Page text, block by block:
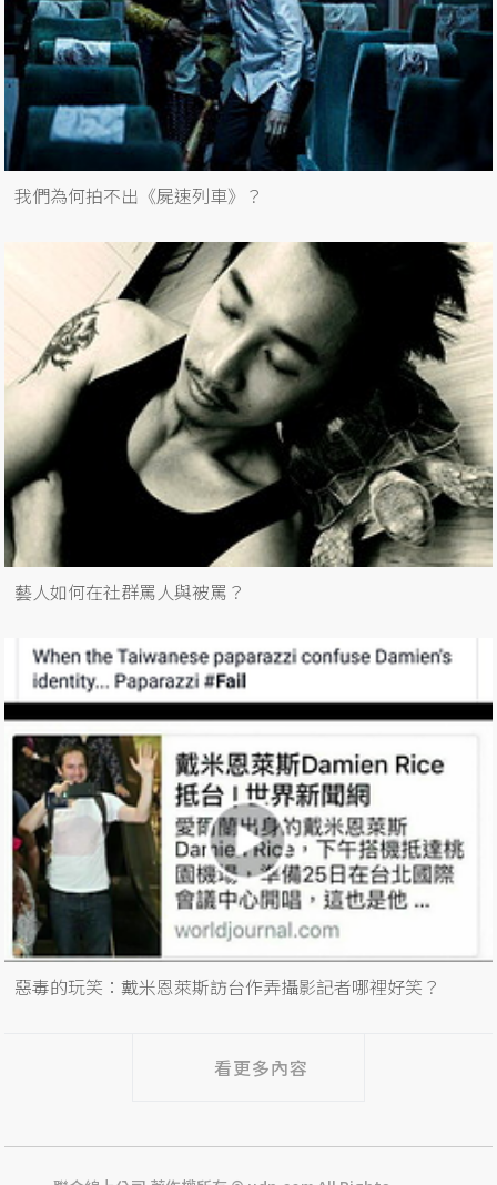
我們為何拍不出《屍速列車》？
藝人如何在社群罵人與被罵？
惡毒的玩笑：戴米恩萊斯訪台作弄攝影記者哪裡好笑？
看更多內容